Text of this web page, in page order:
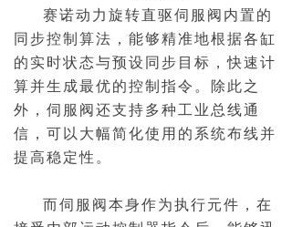
赛诺动力旋转直驱伺服阀内置的
同步控制算法，能够精准地根据各缸
的实时状态与预设同步目标，快速计
算并生成最优的控制指令。除此之
外，伺服阀还支持多种工业总线通
信，可以大幅简化使用的系统布线并
提高稳定性。
而伺服阀本身作为执行元件，在